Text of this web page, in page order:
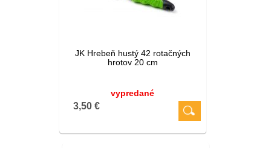
JK Hrebeň hustý 42 rotačných
hrotov 20 cm
vypredané
3,50 €